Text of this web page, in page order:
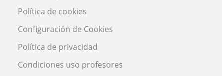
Política de cookies
Configuración de Cookies
Política de privacidad
Condiciones uso profesores